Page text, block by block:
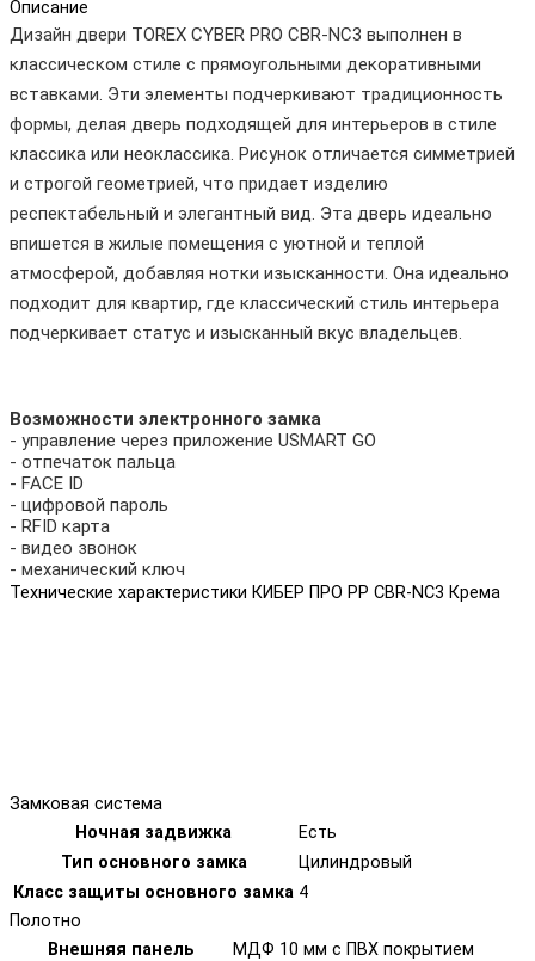
Описание
Дизайн двери TOREX CYBER PRO CBR-NC3 выполнен в
классическом стиле с прямоугольными декоративными
вставками. Эти элементы подчеркивают традиционность
формы, делая дверь подходящей для интерьеров в стиле
классика или неоклассика. Рисунок отличается симметрией
и строгой геометрией, что придает изделию
респектабельный и элегантный вид. Эта дверь идеально
впишется в жилые помещения с уютной и теплой
атмосферой, добавляя нотки изысканности. Она идеально
подходит для квартир, где классический стиль интерьера
подчеркивает статус и изысканный вкус владельцев.
Возможности электронного замка
- управление через приложение USMART GO
- отпечаток пальца
- FACE ID
- цифровой пароль
- RFID карта
- видео звонок
- механический ключ
Технические характеристики КИБЕР ПРО PP CBR-NC3 Крема
Замковая система
Ночная задвижка
Есть
Тип основного замка
Цилиндровый
Класс защиты основного замка 4
Полотно
Внешняя панель
МДФ 10 мм с ПВХ покрытием